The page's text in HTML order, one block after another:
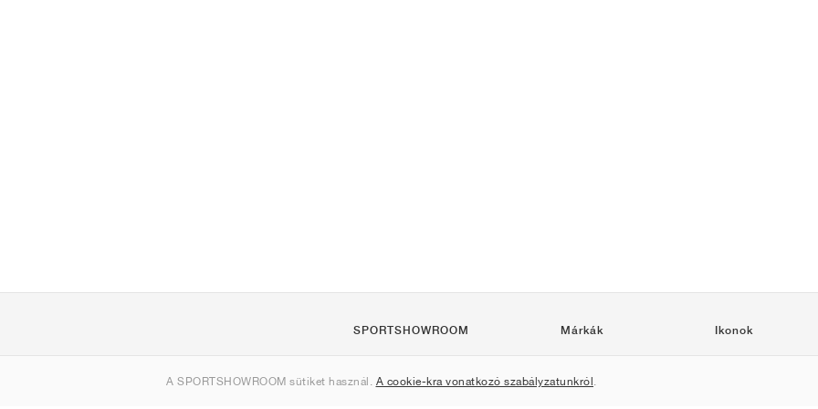
A SPORTSHOWROOM sütiket használ. A cookie-kra vonatkozó szabályzatunkról
SPORTSHOWROOM
Kapcsolat
Márkák
Jordan
Ikonok